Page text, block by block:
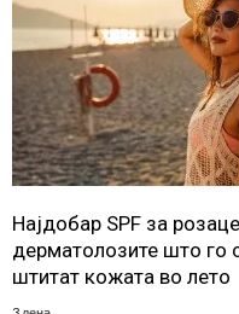
Најдобар SPF за
дерматолозите што го
штитат кожата во лето